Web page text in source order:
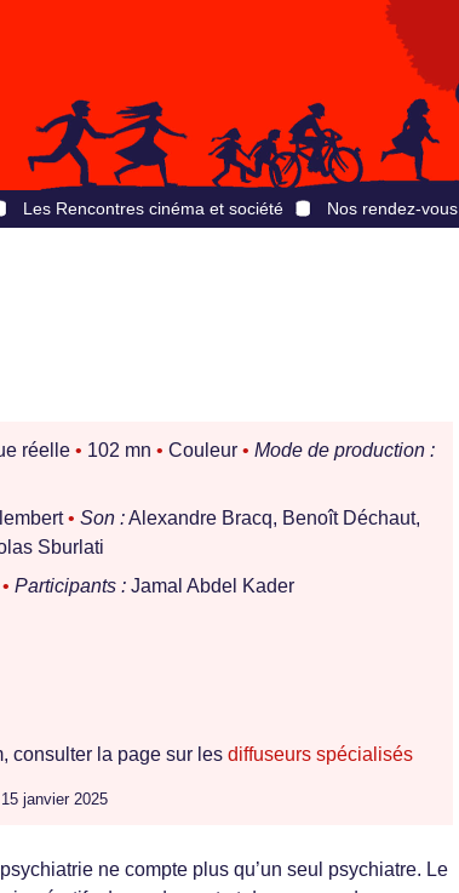
Les Rencontres cinéma et société Nos rendez-vous
réelle • 102 mn • Couleur • Mode de production :
• Son :Alexandre Bracq, Benoît Déchaut,
Sburlati
• Participants : Jamal Abdel Kader
consulter la page sur les diffuseurs spécialisés
15 janvier 2025
ne compte plus qu’un seul psychiatre. Le